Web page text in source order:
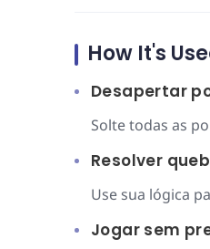
How It's
Desapertar
Solte todas as
Resolver
Use sua lógica
Jogar sem